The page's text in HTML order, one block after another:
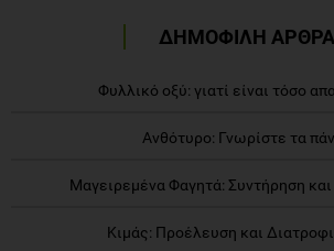
ΔΗΜΟΦΙΛΗ ΑΡΘΡΑ
Φυλλικό οξύ: γιατί είναι τόσο
Ανθότυρο: Γνωρίστε τα
Μαγειρεμένα Φαγητά: Συντήρηση
Κιμάς: Προέλευση και